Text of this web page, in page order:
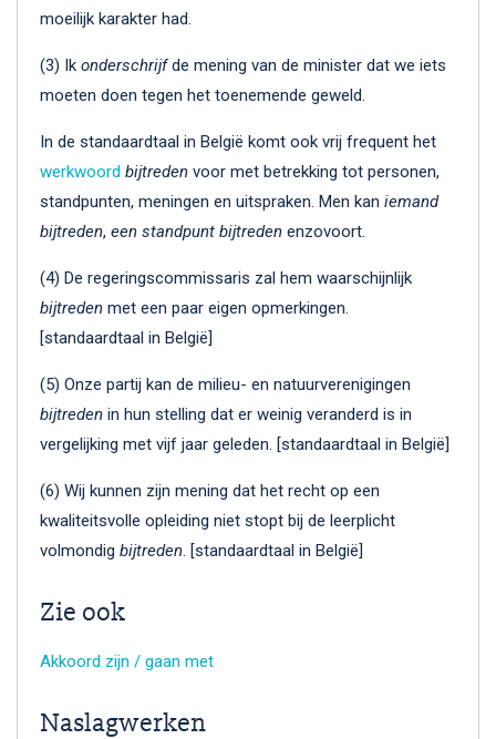
moeilijk karakter had.
(3) Ik onderschrijfde mening van de minister dat we iets
moeten doen tegen het toenemende geweld.
In de standaardtaal in België komt ook vrij frequent het
werkwoord bijtreden voor met betrekking tot personen,
standpunten, meningen en uitspraken. Men kan iemand
bijtreden, een standpunt bijtreden enzovoort.
(4) De regeringscommissaris zal hem waarschijnlijk
bijtreden met een paar eigen opmerkingen.
[standaardtaal in België]
(5) Onze partij kan de milieu- en natuurverenigingen
bijtreden in hun stelling dat er weinig veranderd is in
vergelijking met vijf jaar geleden. [standaardtaal in België]
(6) Wij kunnen zijn mening dat het recht op een
kwaliteitsvolle opleiding niet stopt bij de leerplicht
volmondig bijtreden. [standaardtaal in België]
Zie ook
Akkoord zijn / gaan met
Naslagwerken